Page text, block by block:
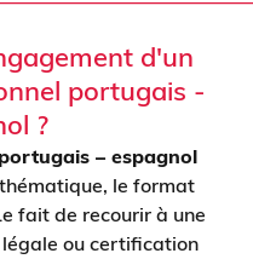
d'un
portugais -
?
– espagnol
le format
fait de recourir à une
ou certification